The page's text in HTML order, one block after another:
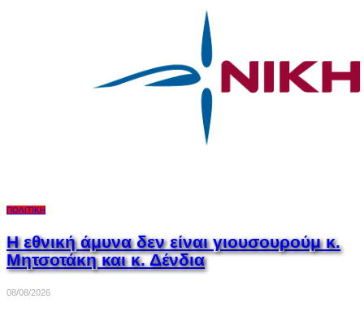
ΠΟΛΙΤΙΚΉ
Η εθνική άμυνα δεν είναι γιουσουρούμ κ.
Μητσοτάκη και κ. Δένδια
08/08/2026